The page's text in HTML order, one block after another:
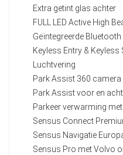
Extra getint glas achter
FULL LED Active High
Geïntegreerde
Keyless Entry & Keyless
Luchtvering
Park Assist 360 camera
Park Assist voor en
Parkeer verwarming
Sensus Connect
Sensus Navigatie
Sensus Pro met Volvo